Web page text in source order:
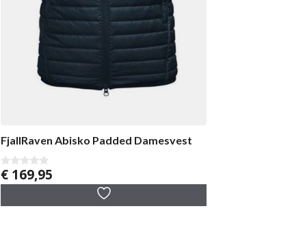
FjallRaven Abisko Padded Damesvest
0
v
5
€ 169,95